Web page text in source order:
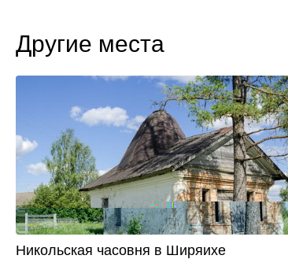
Другие места
Никольская часовня в Ширяихе